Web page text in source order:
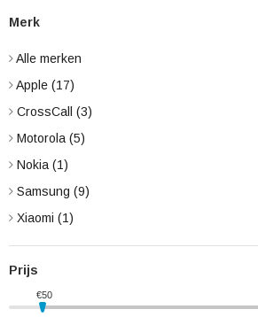
Merk
Alle merken
Apple (17)
CrossCall (3)
Motorola (5)
Nokia (1)
Samsung (9)
Xiaomi (1)
Prijs
€50